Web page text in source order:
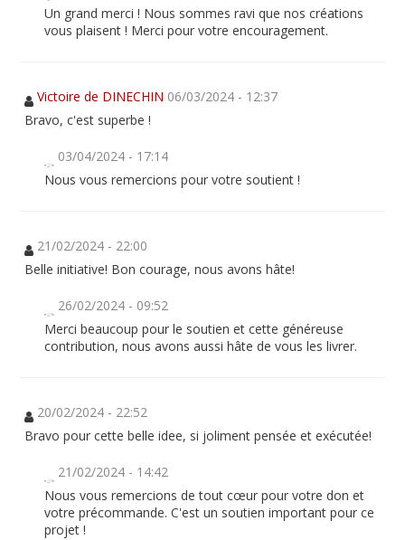
Un grand merci ! Nous sommes ravi que nos créations
vous plaisent ! Merci pour votre encouragement.
Victoire de DINECHIN 06/03/2024 - 12:37
Bravo, c'est superbe !
03/04/2024 - 17:14
Nous vous remercions pour votre soutient !
21/02/2024 - 22:00
Belle initiative! Bon courage, nous avons hâte!
26/02/2024 - 09:52
Merci beaucoup pour le soutien et cette généreuse
contribution, nous avons aussi hâte de vous les livrer.
20/02/2024 - 22:52
Bravo pour cette belle idee, si joliment pensée et exécutée!
21/02/2024 - 14:42
Nous vous remercions de tout cœur pour votre don et
votre précommande. C'est un soutien important pour ce
projet !